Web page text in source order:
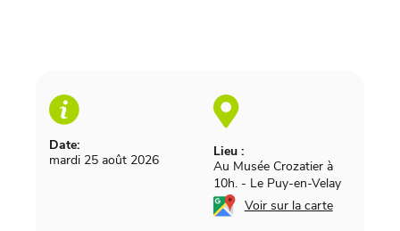
Date:
mardi 25 août 2026
Lieu :
Au Musée Crozatier à
10h. - Le Puy-en-Velay
Voir sur la carte